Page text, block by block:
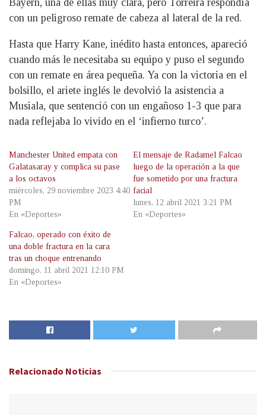
con un peligroso remate de cabeza al lateral de la red.
Hasta que Harry Kane, inédito hasta entonces, apareció
cuando más le necesitaba su equipo y puso el segundo
con un remate en área pequeña. Ya con la victoria en el
bolsillo, el ariete inglés le devolvió la asistencia a
Musiala, que sentenció con un engañoso 1-3 que para
nada reflejaba lo vivido en el ‘infierno turco’.
Manchester United empata con
Galatasaray y complica su pase
a los octavos
miércoles, 29 noviembre 2023 4:40
PM
En «Deportes»
El mensaje de Radamel Falcao
luego de la operación a la que
fue sometido por una fractura
facial
lunes, 12 abril 2021 3:21 PM
En «Deportes»
Falcao, operado con éxito de
una doble fractura en la cara
tras un choque entrenando
domingo, 11 abril 2021 12:10 PM
En «Deportes»
Relacionado Noticias